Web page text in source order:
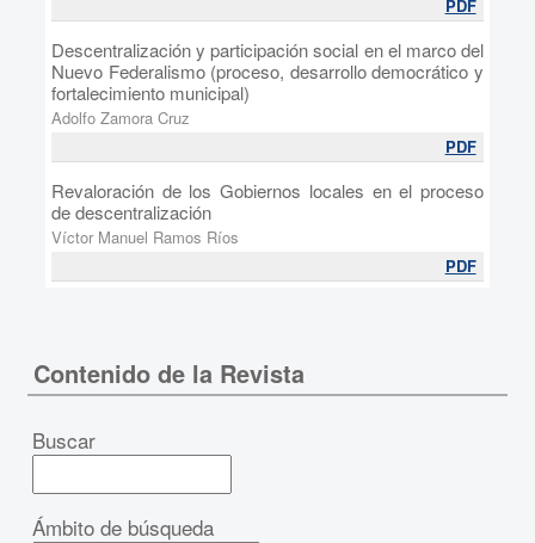
PDF
Descentralización y participación social en el marco del
Nuevo Federalismo (proceso, desarrollo democrático y
fortalecimiento municipal)
Adolfo Zamora Cruz
PDF
Revaloración de los Gobiernos locales en el proceso
de descentralización
Víctor Manuel Ramos Ríos
PDF
Contenido de la Revista
Buscar
Ámbito de búsqueda